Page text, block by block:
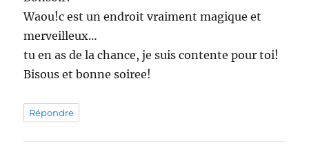
Waou!c est un endroit vraiment magique et
merveilleux…
tu en as de la chance, je suis contente pour toi!
Bisous et bonne soiree!
Répondre